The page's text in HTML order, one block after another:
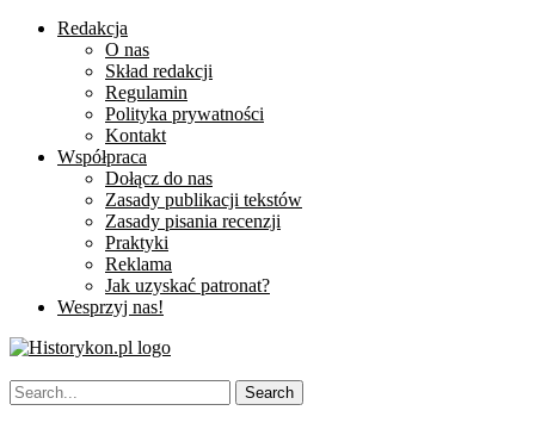
Redakcja
O nas
Skład redakcji
Regulamin
Polityka prywatności
Kontakt
Współpraca
Dołącz do nas
Zasady publikacji tekstów
Zasady pisania recenzji
Praktyki
Reklama
Jak uzyskać patronat?
Wesprzyj nas!